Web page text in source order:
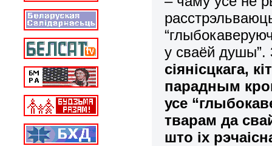
у сваёй душы”.
сіянісцкага,
парадным
усе
тварам да
што іх